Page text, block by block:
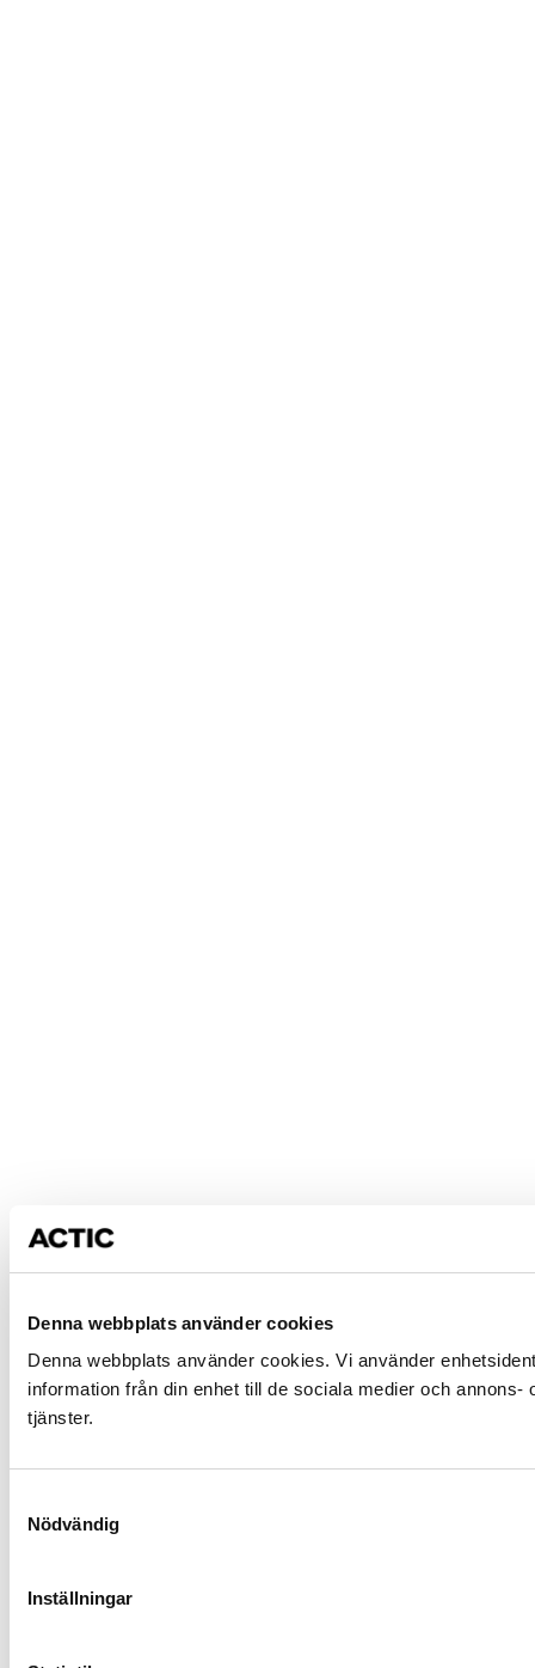
Denna webbplats använder cookies
Denna webbplats använder cookies. Vi använder
information från din enhet till de sociala medier och
tjänster.
Nödvändig
Inställningar